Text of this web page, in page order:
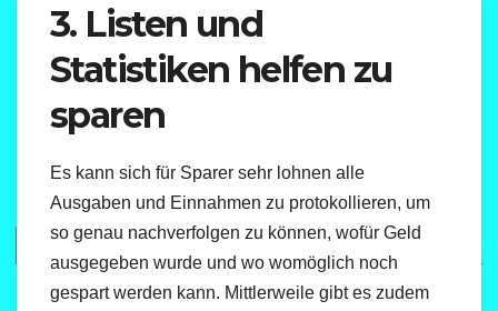
3. Listen und
Statistiken helfen zu
sparen
Es kann sich für Sparer sehr lohnen alle
Ausgaben und Einnahmen zu protokollieren, um
so genau nachverfolgen zu können, wofür Geld
ausgegeben wurde und wo womöglich noch
gespart werden kann. Mittlerweile gibt es zudem